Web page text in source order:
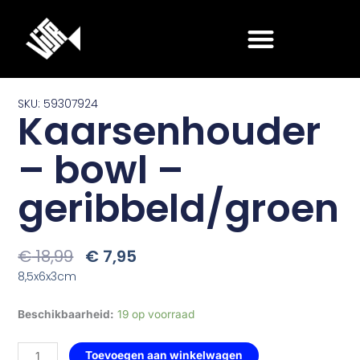
SKU: 59307924
Kaarsenhouder
– bowl –
geribbeld/groen
€18,99 Oorspronkelijke
€ 18,99.
€ 7,95
€ 7,95.
8,5x6x3cm
Beschikbaarheid: 19 op voorraad
Kaarsenhouder
Toevoegen aan winkelwagen